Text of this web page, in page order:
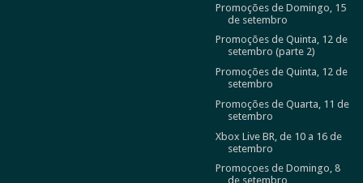
Promoções de Domingo, 15
de setembro
Promoções de Quinta, 12 de
setembro (parte 2)
Promoções de Quinta, 12 de
setembro
Promoções de Quarta, 11 de
setembro
Xbox Live BR, de 10 a 16 de
setembro
Promoçoes de Domingo, 8
de setembro